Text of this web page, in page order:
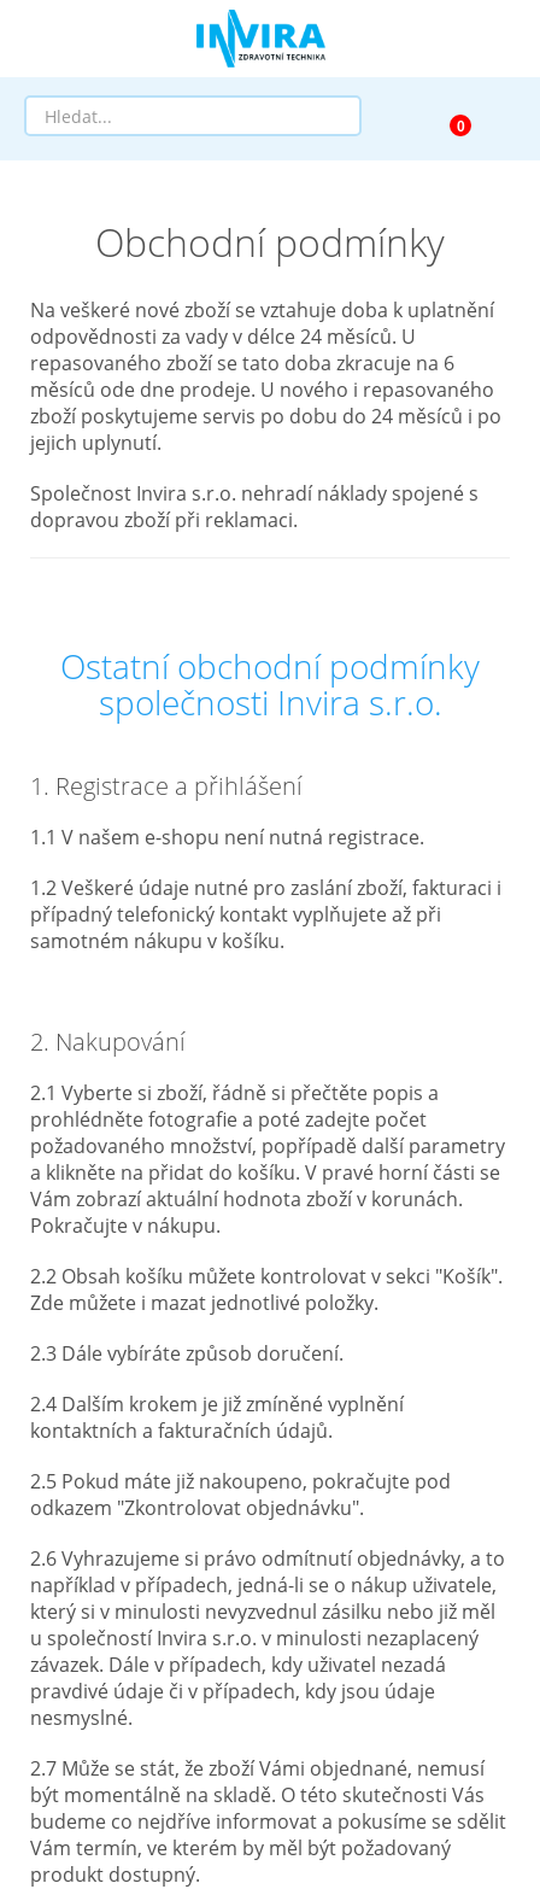
Půjčovna
Pomůcky dle zaměření
Pomůcky dle diagnózy
Výprodej
AKCE a SLEVY
Doprava a služby
O nás
Kontakt
Obchodní podmínky
Na veškeré nové zboží se vztahuje doba k uplatnění
odpovědnosti za vady v délce 24 měsíců. U
repasovaného zboží se tato doba zkracuje na 6
měsíců ode dne prodeje. U nového i repasovaného
zboží poskytujeme servis po dobu do 24 měsíců i po
jejich uplynutí.
Společnost Invira s.r.o. nehradí náklady spojené s
dopravou zboží při reklamaci.
Ostatní obchodní podmínky
společnosti Invira s.r.o.
1. Registrace a přihlášení
1.1 V našem e-shopu není nutná registrace.
1.2 Veškeré údaje nutné pro zaslání zboží, fakturaci i
případný telefonický kontakt vyplňujete až při
samotném nákupu v košíku.
2. Nakupování
2.1 Vyberte si zboží, řádně si přečtěte popis a
prohlédněte fotografie a poté zadejte počet
požadovaného množství, popřípadě další parametry
a klikněte na přidat do košíku. V pravé horní části se
Vám zobrazí aktuální hodnota zboží v korunách.
Pokračujte v nákupu.
2.2 Obsah košíku můžete kontrolovat v sekci "Košík".
Zde můžete i mazat jednotlivé položky.
2.3 Dále vybíráte způsob doručení.
2.4 Dalším krokem je již zmíněné vyplnění
kontaktních a fakturačních údajů.
2.5 Pokud máte již nakoupeno, pokračujte pod
odkazem "Zkontrolovat objednávku".
2.6 Vyhrazujeme si právo odmítnutí objednávky, a to
například v případech, jedná-li se o nákup uživatele,
který si v minulosti nevyzvednul zásilku nebo již měl
u společností Invira s.r.o. v minulosti nezaplacený
závazek. Dále v případech, kdy uživatel nezadá
pravdivé údaje či v případech, kdy jsou údaje
nesmyslné.
2.7 Může se stát, že zboží Vámi objednané, nemusí
být momentálně na skladě. O této skutečnosti Vás
budeme co nejdříve informovat a pokusíme se sdělit
Vám termín, ve kterém by měl být požadovaný
produkt dostupný.